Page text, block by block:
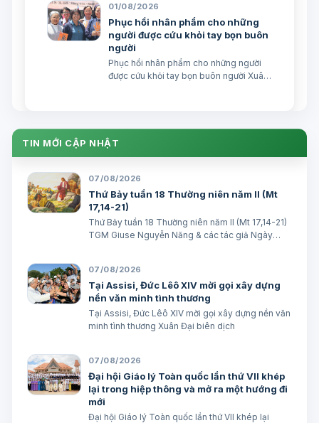
do Đức Hồng y Quốc vụ khanh Tòa
Thánh …
01/08/2026
Phục hồi nhân phẩm cho những
người được cứu khỏi tay bọn buôn
người
Phục hồi nhân phẩm cho những người
được cứu khỏi tay bọn buôn người Xuân
TIN MỚI CẬP NHẬT
07/08/2026
Thứ Bảy tuần 18 Thường niên năm II (Mt
17,14-21)
Thứ Bảy tuần 18 Thường niên năm II (Mt 17,14-21)
TGM Giuse Nguyễn Năng & các tác giả Ngày
(Mt 17,16) BÀI ĐỌC I (năm II): Kb 1, 12…
07/08/2026
Tại Assisi, Đức Lêô XIV mời gọi xây dựng
nền văn minh tình thương
Tại Assisi, Đức Lêô XIV mời gọi xây dựng nền văn
minh tình thương Xuân Đại biên dịch
07/08/2026
Đại hội Giáo lý Toàn quốc lần thứ VII khép
lại trong hiệp thông và mở ra một hướng đi
mới
Đại hội Giáo lý Toàn quốc lần thứ VII khép lại